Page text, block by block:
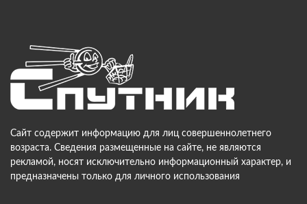
Сайт содержит информацию для лиц совершеннолетнего
возраста. Сведения размещенные на сайте, не являются
рекламой, носят исключительно информационный характер, и
предназначены только для личного использования